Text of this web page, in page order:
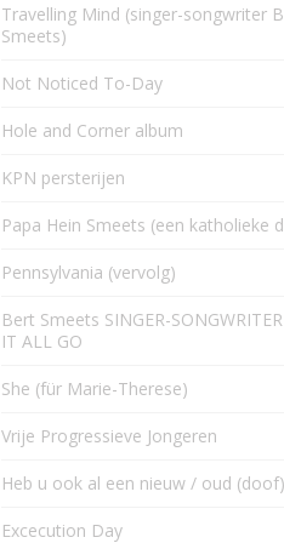
Travelling Mind (singer-songwriter
Smeets)
Not Noticed To-Day
Hole and Corner album
KPN persterijen
Papa Hein Smeets (een katholieke
Pennsylvania (vervolg)
Bert Smeets SINGER-
IT ALL GO
She (für Marie-Therese)
Vrije Progressieve Jongeren
Heb u ook al een nieuw / oud
Excecution Day